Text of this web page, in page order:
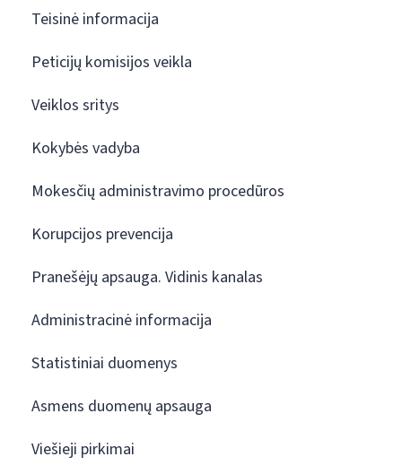
Teisinė informacija
Peticijų komisijos veikla
Veiklos sritys
Kokybės vadyba
Mokesčių administravimo procedūros
Korupcijos prevencija
Pranešėjų apsauga. Vidinis kanalas
Administracinė informacija
Statistiniai duomenys
Asmens duomenų apsauga
Viešieji pirkimai